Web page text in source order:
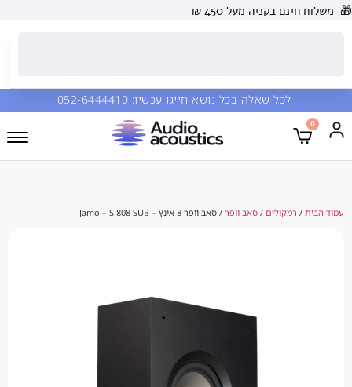
בקניה מעל 450 ₪
שאלה בכל נושא חייגו עכשיו: 052-6444410
/סאב וופר/ סאב וופר 8 אינץ – Jamo – S 808 SUB